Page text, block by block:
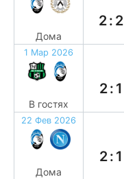
Дома
2:2
1 Мар 2026
В гостях
2:1
22 Фев 2026
Дома
2:1